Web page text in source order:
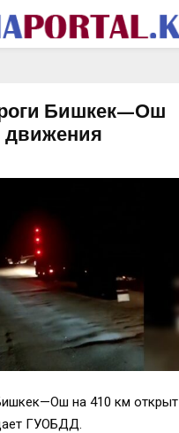
Бишкек—Ош
движения
на 410 км
ГУОБДД.